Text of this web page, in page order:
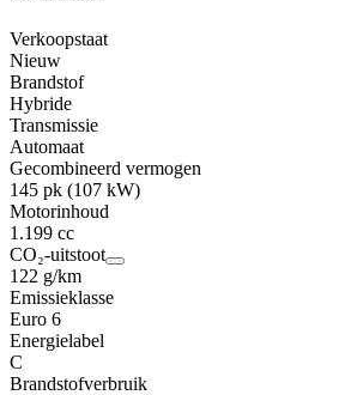
Verkoopstaat
Nieuw
Brandstof
Hybride
Transmissie
Automaat
Gecombineerd vermogen
145 pk (107 kW)
Motorinhoud
1.199 cc
CO₂-uitstoot
122 g/km
Emissieklasse
Euro 6
Energielabel
C
Brandstofverbruik